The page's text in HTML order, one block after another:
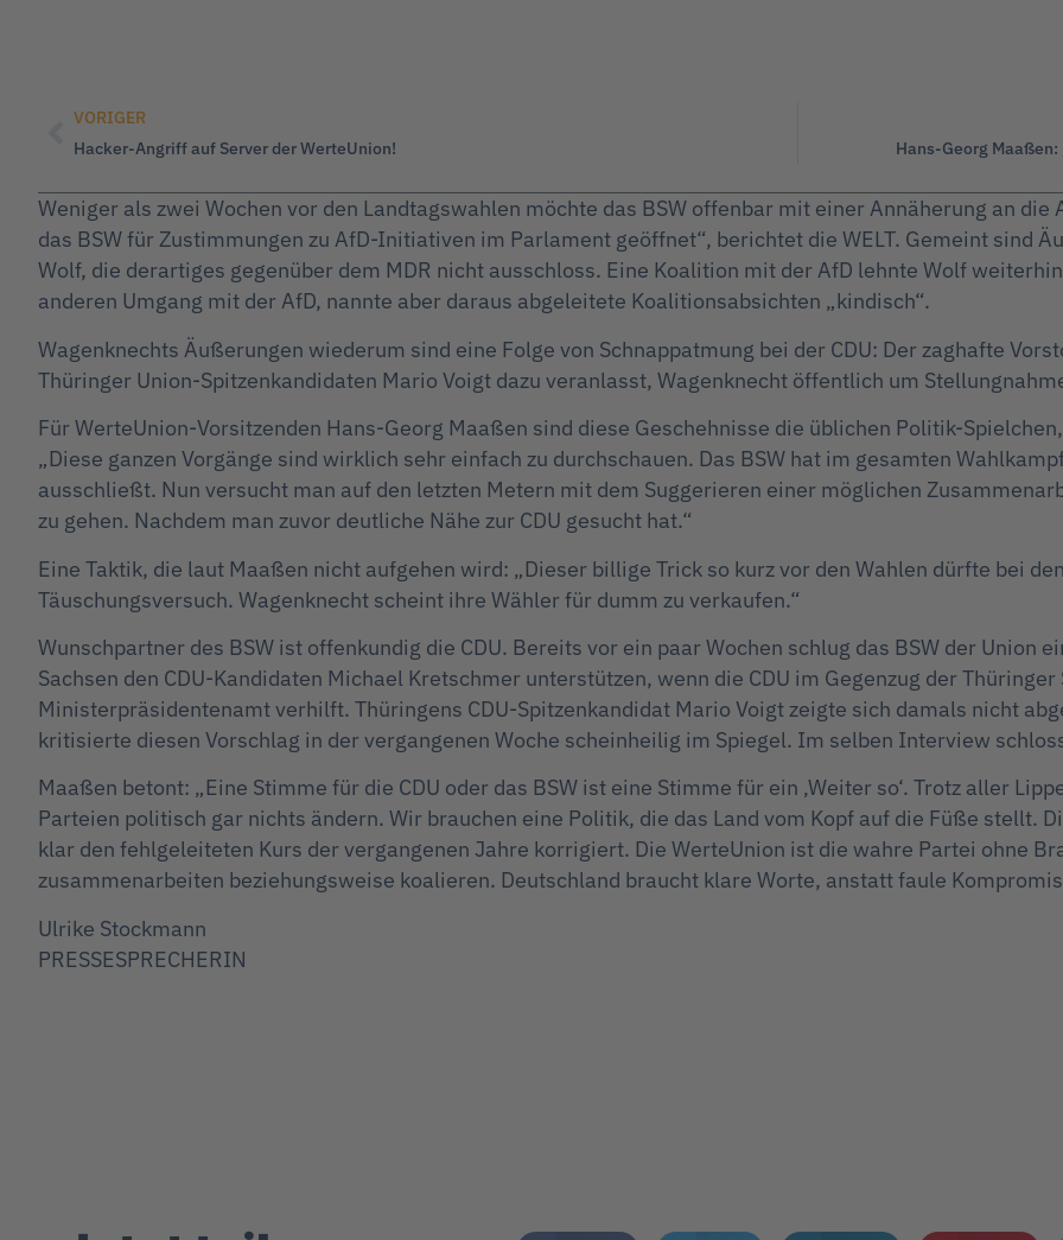
VORIGER
Hacker-Angriff auf Server der WerteUnion!
Hans-Georg
Weniger als zwei Wochen vor den Landtagswahlen möchte das BSW offenbar mit einer Annäherung an
das BSW für Zustimmungen zu AfD-Initiativen im Parlament geöffnet“, berichtet die WELT. Gemeint sind
Wolf, die derartiges gegenüber dem MDR nicht ausschloss. Eine Koalition mit der AfD lehnte Wolf
anderen Umgang mit der AfD, nannte aber daraus abgeleitete Koalitionsabsichten „kindisch“.
Wagenknechts Äußerungen wiederum sind eine Folge von Schnappatmung bei der CDU: Der zaghafte
Thüringer Union-Spitzenkandidaten Mario Voigt dazu veranlasst, Wagenknecht öffentlich um
Für WerteUnion-Vorsitzenden Hans-Georg Maaßen sind diese Geschehnisse die üblichen Politik-
„Diese ganzen Vorgänge sind wirklich sehr einfach zu durchschauen. Das BSW hat im gesamten
ausschließt. Nun versucht man auf den letzten Metern mit dem Suggerieren einer möglichen
zu gehen. Nachdem man zuvor deutliche Nähe zur CDU gesucht hat.“
Eine Taktik, die laut Maaßen nicht aufgehen wird: „Dieser billige Trick so kurz vor den Wahlen dürfte bei
Täuschungsversuch. Wagenknecht scheint ihre Wähler für dumm zu verkaufen.“
Wunschpartner des BSW ist offenkundig die CDU. Bereits vor ein paar Wochen schlug das BSW der Union
Sachsen den CDU-Kandidaten Michael Kretschmer unterstützen, wenn die CDU im Gegenzug der
Ministerpräsidentenamt verhilft. Thüringens CDU-Spitzenkandidat Mario Voigt zeigte sich damals nicht
kritisierte diesen Vorschlag in der vergangenen Woche scheinheilig im Spiegel. Im selben Interview
Maaßen betont: „Eine Stimme für die CDU oder das BSW ist eine Stimme für ein ‚Weiter so‘. Trotz aller
Parteien politisch gar nichts ändern. Wir brauchen eine Politik, die das Land vom Kopf auf die Füße stellt.
klar den fehlgeleiteten Kurs der vergangenen Jahre korrigiert. Die WerteUnion ist die wahre Partei ohne
zusammenarbeiten beziehungsweise koalieren. Deutschland braucht klare Worte, anstatt faule
Ulrike Stockmann
PRESSESPRECHERIN